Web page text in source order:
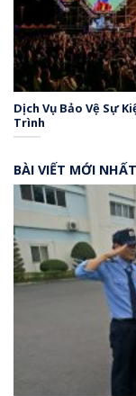
Dịch Vụ Bảo Vệ Sự
Trình
BÀI VIẾT MỚI NHẤT